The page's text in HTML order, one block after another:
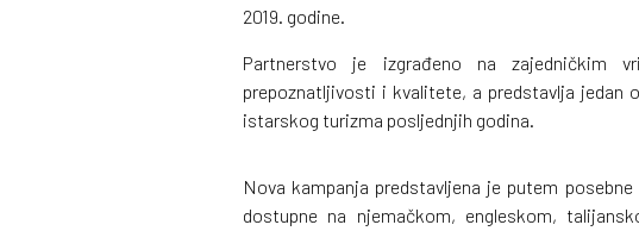
2019. godine.
Partnerstvo je izgrađeno na zajedničkim
prepoznatljivosti i kvalitete, a predstavlja jedan
istarskog turizma posljednjih godina.
Nova kampanja predstavljena je putem
dostupne na njemačkom, engleskom,